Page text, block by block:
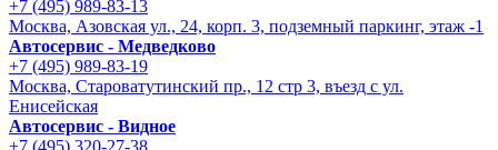
+7 (495) 989-83-13
Москва, Азовская ул., 24, корп. 3, подземный паркинг, этаж -1
Автосервис - Медведково
+7 (495) 989-83-19
Москва, Староватутинский пр., 12 стр 3, въезд с ул.
Енисейская
Автосервис - Видное